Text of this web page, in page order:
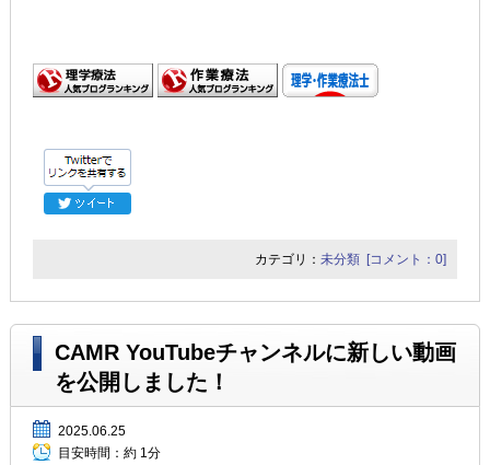
カテゴリ：未分類 [コメント：0]
CAMR YouTubeチャンネルに新しい動画
を公開しました！
2025.06.25
目安時間： 約 1分